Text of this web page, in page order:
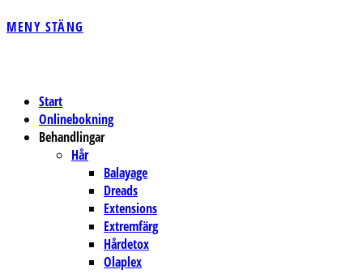
MENY STÄNG
Start
Onlinebokning
Behandlingar
Hår
Balayage
Dreads
Extensions
Extremfärg
Hårdetox
Olaplex